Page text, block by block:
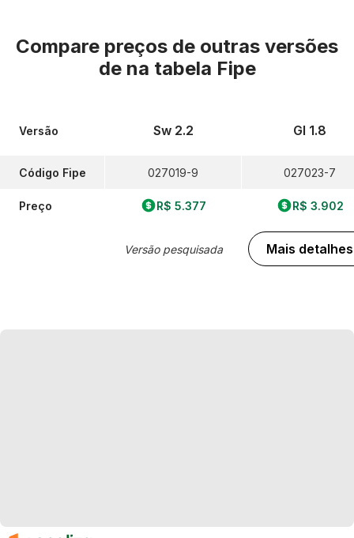
Compare preços de outras versões
de na tabela Fipe
Versão
Código Fipe
Preço
Sw 2.2
027019-9
R$ 5.377
Versão pesquisada
Gl 1.8
027023-7
R$ 3.902
Mais detalhes